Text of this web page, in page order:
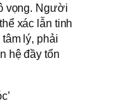
vọng. Người
xác lẫn tinh
lý, phải
hệ đầy tổn